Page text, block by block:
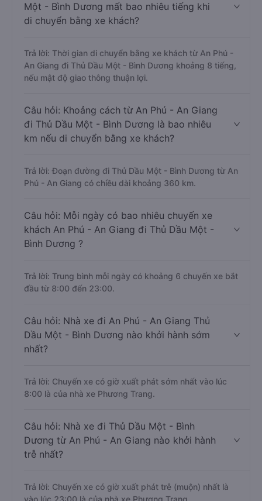
Một - Bình Dương mất bao nhiêu tiếng khi
di chuyển bằng xe khách?
Trả lời: Thời gian di chuyển bằng xe khách từ An Phú -
An Giang đi Thủ Dầu Một - Bình Dương khoảng 8 tiếng,
nếu mật độ giao thông thuận lợi.
Câu hỏi: Khoảng cách từ An Phú - An Giang
đi Thủ Dầu Một - Bình Dương là bao nhiêu
km nếu di chuyển bằng xe khách?
Trả lời: Đoạn đường đi Thủ Dầu Một - Bình Dương từ An
Phú - An Giang có chiều dài khoảng 360 km.
Câu hỏi: Mỗi ngày có bao nhiêu chuyến xe
khách An Phú - An Giang đi Thủ Dầu Một -
Bình Dương ?
Trả lời: Trung bình mỗi ngày có khoảng 6 chuyến xe bắt
đầu từ 8:00 đến 23:00.
Câu hỏi: Nhà xe đi An Phú - An Giang Thủ
Dầu Một - Bình Dương nào khởi hành sớm
nhất?
Trả lời: Chuyến xe có giờ xuất phát sớm nhất vào lúc
8:00 là của nhà xe Phương Trang.
Câu hỏi: Nhà xe đi Thủ Dầu Một - Bình
Dương từ An Phú - An Giang nào khởi hành
trễ nhất?
Trả lời: Chuyến xe có giờ xuất phát trễ (muộn) nhất là
vào lúc 23:00 là của nhà xe Phương Trang.